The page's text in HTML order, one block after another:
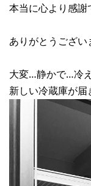
本当に心より感謝
ありがとうござい
大変…静かで…冷
新しい冷蔵庫が届